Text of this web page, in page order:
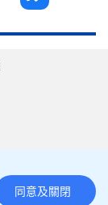
同意及關閉